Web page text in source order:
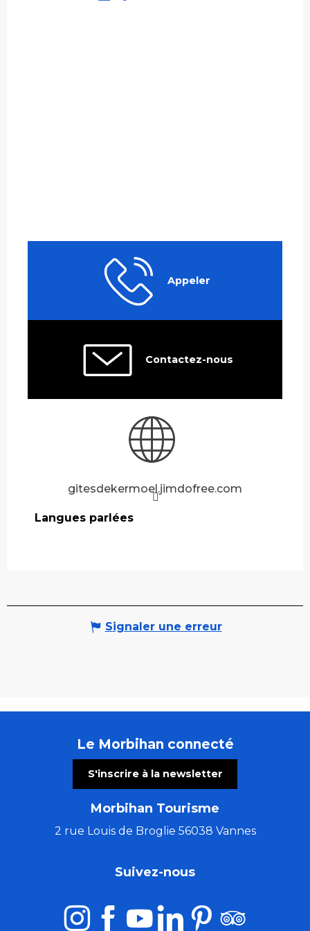
Appeler
Contactez-nous
gitesdekermoel.jimdofree.com
Langues parlées
Langues parlées
Signaler une erreur
Le Morbihan connecté
S'inscrire à la newsletter
Morbihan Tourisme
2 rue Louis de Broglie 56038 Vannes
Suivez-nous